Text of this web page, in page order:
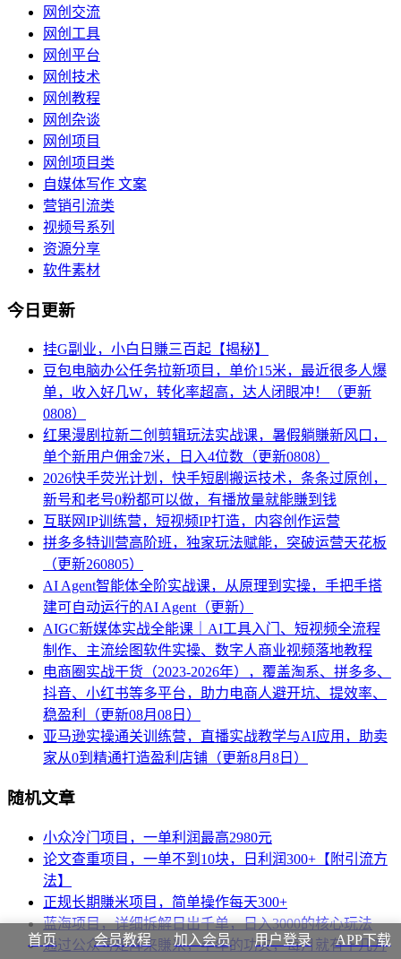
网创交流
网创工具
网创平台
网创技术
网创教程
网创杂谈
网创项目
网创项目类
自媒体写作 文案
营销引流类
视频号系列
资源分享
软件素材
今日更新
挂G副业，小白日賺三百起【揭秘】
豆包电脑办公任务拉新项目，单价15米，最近很多人爆
单，收入好几W，转化率超高，达人闭眼冲！（更新
0808）
红果漫剧拉新二创剪辑玩法实战课，暑假躺賺新风口，
单个新用户佣金7米，日入4位数（更新0808）
2026快手荧光计划，快手短剧搬运技术，条条过原创，
新号和老号0粉都可以做，有播放量就能賺到钱
互联网IP训练营，短视频IP打造，内容创作运营
拼多多特训营高阶班，独家玩法赋能，突破运营天花板
（更新260805）
AI Agent智能体全阶实战课，从原理到实操，手把手搭
建可自动运行的AI Agent（更新）
AIGC新媒体实战全能课｜AI工具入门、短视频全流程
制作、主流绘图软件实操、数字人商业视频落地教程
电商圈实战干货（2023-2026年），覆盖淘系、拼多多、
抖音、小红书等多平台，助力电商人避开坑、提效率、
稳盈利（更新08月08日）
亚马逊实操通关训练营，直播实战教学与AI应用，助卖
家从0到精通打造盈利店铺（更新8月8日）
随机文章
小众冷门项目，一单利润最高2980元
论文查重项目，一单不到10块，日利润300+【附引流方
法】
正规长期賺米项目，简单操作每天300+
蓝海项目，详细拆解日出千单，日入3000的核心玩法
通过公众号矩阵来賺米，半年的功夫，每月就有十几万
首页 会员教程 加入会员 用户登录 APP下载